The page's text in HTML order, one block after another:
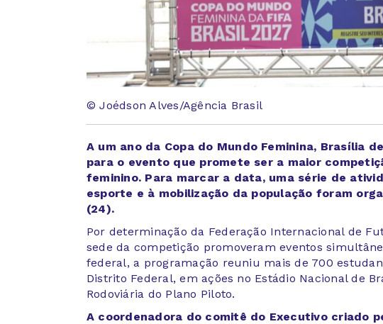
© Joédson Alves/Agência Brasil
A um ano da Copa do Mundo Feminina, Brasília
para o evento que promete ser a maior
feminino. Para marcar a data, uma série de
esporte e à mobilização da população foram
(24).
Por determinação da Federação Internacional de
sede da competição promoveram eventos
federal, a programação reuniu mais de 700
Distrito Federal, em ações no Estádio Nacional de
Rodoviária do Plano Piloto.
A coordenadora do comitê do Executivo criado